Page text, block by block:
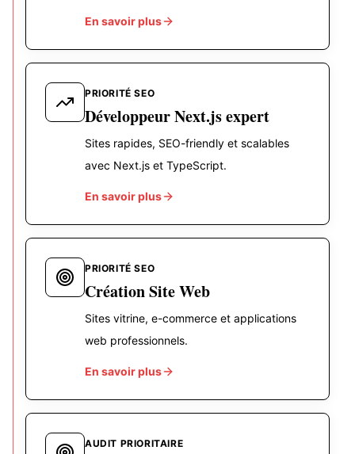
En savoir plus
PRIORITÉ SEO
Développeur Next.js expert
Sites rapides, SEO-friendly et scalables
avec Next.js et TypeScript.
En savoir plus
PRIORITÉ SEO
Création Site Web
Sites vitrine, e-commerce et applications
web professionnels.
En savoir plus
AUDIT PRIORITAIRE